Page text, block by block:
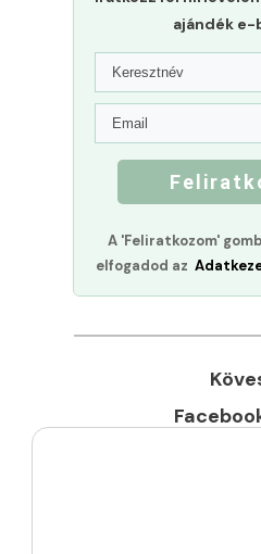
ajándék e-
A 'Feliratkozom'
elfogadod az